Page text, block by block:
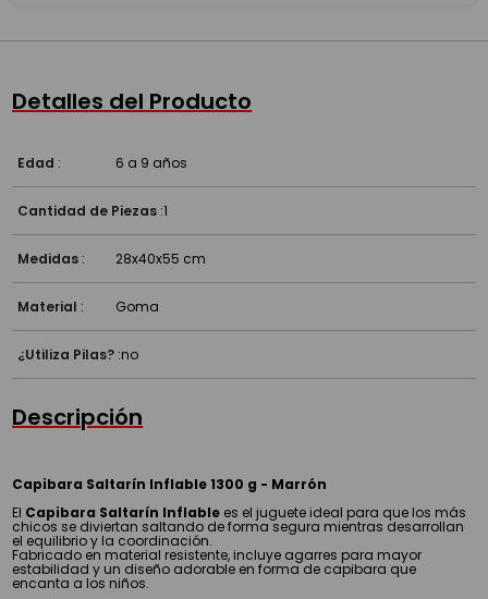
Detalles del Producto
Edad : 6 a 9 años
Cantidad de Piezas :1
Medidas : 28x40x55 cm
Material : Goma
¿Utiliza Pilas? :no
Descripción
Capibara Saltarín Inflable 1300 g - Marrón
El Capibara Saltarín Inflable es el juguete ideal para que los más
chicos se diviertan saltando de forma segura mientras desarrollan
el equilibrio y la coordinación.
Fabricado en material resistente, incluye agarres para mayor
estabilidad y un diseño adorable en forma de capibara que
encanta a los niños.